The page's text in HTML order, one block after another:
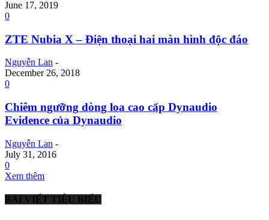
June 17, 2019
0
ZTE Nubia X – Điện thoại hai màn hình độc đáo
Nguyễn Lan -
December 26, 2018
0
Chiêm ngưỡng dòng loa cao cấp Dynaudio
Evidence của Dynaudio
Nguyễn Lan -
July 31, 2016
0
Xem thêm
BÀI VIẾT TIÊU BIỂU